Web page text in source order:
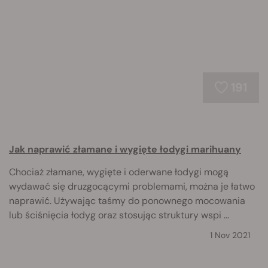
Jak naprawić złamane i wygięte łodygi marihuany
Chociaż złamane, wygięte i oderwane łodygi mogą
wydawać się druzgocącymi problemami, można je łatwo
naprawić. Używając taśmy do ponownego mocowania
lub ściśnięcia łodyg oraz stosując struktury wspi ...
1 Nov 2021